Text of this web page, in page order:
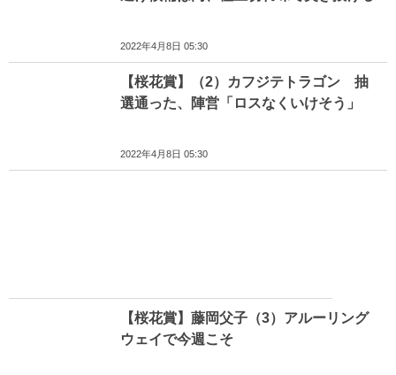
2022年4月8日 05:30
【桜花賞】（2）カフジテトラゴン 抽
選通った、陣営「ロスなくいけそう」
2022年4月8日 05:30
【桜花賞】藤岡父子（3）アルーリング
ウェイで今週こそ